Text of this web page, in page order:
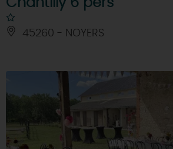
Chantilly 6 pers
45260 - NOYERS